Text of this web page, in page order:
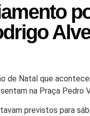
de Natal que
na Praça Pedro
previstos para